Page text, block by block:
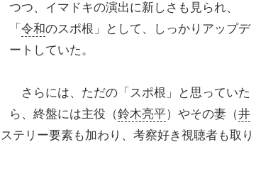
つつ、イマドキの演出に新しさも見られ、
「 令和のスポ根」として、しっかりアップデ
ートしていた。
さらには、ただの「スポ根」と思っていた
ら、終盤には主役（鈴木亮平）やその妻（井
テリー要素も加わり、考察好き視聴者も取り